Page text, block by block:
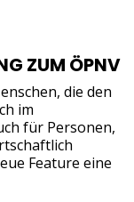
ZUM ÖPNV
die den
im
für Personen,
Feature eine